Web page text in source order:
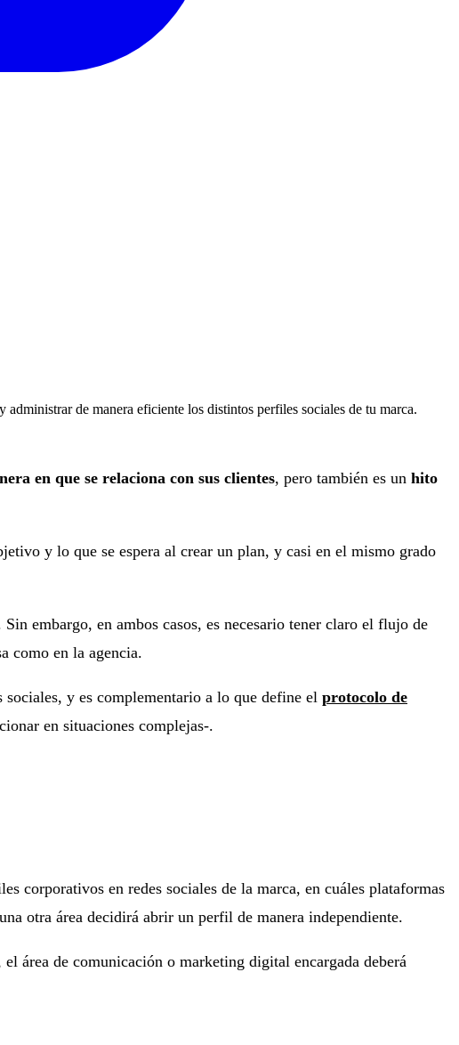
de manera eficiente los distintos perfiles sociales de tu marca.
en que se relaciona con sus clientes, pero también es un hito
y lo que se espera al crear un plan, y casi en el mismo grado
embargo, en ambos casos, es necesario tener claro el flujo de
como en la agencia.
y es complementario a lo que define el protocolo de
en situaciones complejas-.
corporativos en redes sociales de la marca, en cuáles plataformas
otra área decidirá abrir un perfil de manera independiente.
área de comunicación o marketing digital encargada deberá